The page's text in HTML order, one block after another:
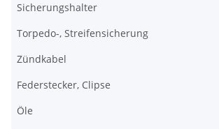
Sicherungshalter
Torpedo-, Streifensicherung
Zündkabel
Federstecker, Clipse
Öle